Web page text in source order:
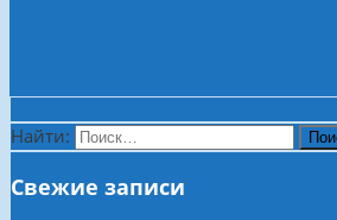
Найти:
Свежие записи